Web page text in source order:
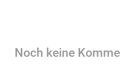
Noch keine